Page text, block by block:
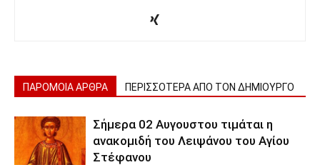
ΠΑΡΟΜΟΙΑ ΑΡΘΡΑ ΠΕΡΙΣΣΟΤΕΡΑ ΑΠΟ ΤΟΝ ΔΗΜΙΟΥΡΓΟ
Σήμερα 02 Αυγουστου τιμάται η
ανακομιδή του Λειψάνου του Αγίου
Στέφανου